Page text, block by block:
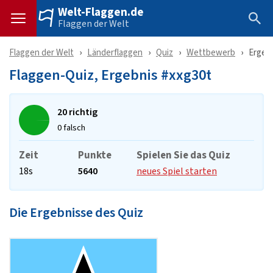
Welt-Flaggen.de
Flaggen der Welt
Flaggen der Welt Länderflaggen Quiz Wettbewerb
Flaggen-Quiz, Ergebnis #xxg30t
20 richtig
0 falsch
Zeit
18s
Punkte
5640
Spielen Sie das Quiz
neues Spiel starten
Die Ergebnisse des Quiz